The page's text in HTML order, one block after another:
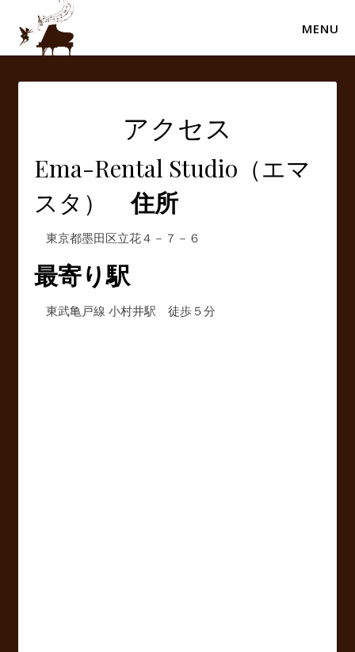
MENU
アクセス
Ema-Rental Studio（エマ
スタ）
住所
東京都墨田区立花４－７－６
最寄り駅
東武亀戸線 小村井駅 徒歩５分